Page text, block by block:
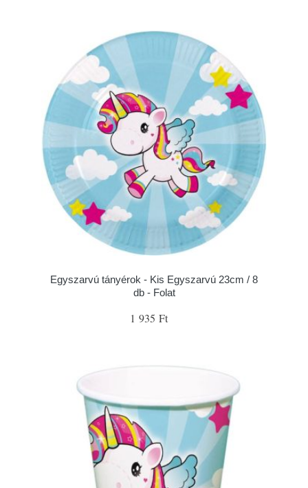
Egyszarvú tányérok - Kis Egyszarvú 23cm / 8
db - Folat
1 935 Ft